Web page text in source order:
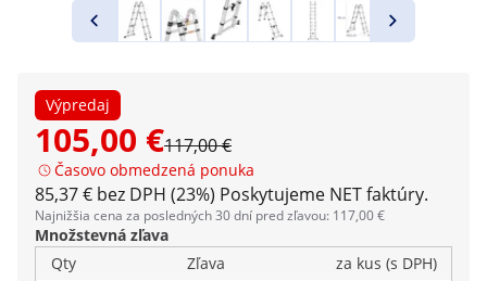
Výpredaj
105,00 €117,00 €
Časovo obmedzená ponuka
85,37 € bez DPH (23%) Poskytujeme NET faktúry.
Najnižšia cena za posledných 30 dní pred zľavou: 117,00 €
Množstevná zľava
Qty
Zľava
za kus (s DPH)